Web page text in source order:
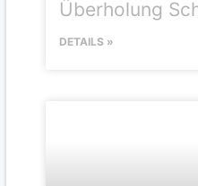
Überholung
DETAILS »